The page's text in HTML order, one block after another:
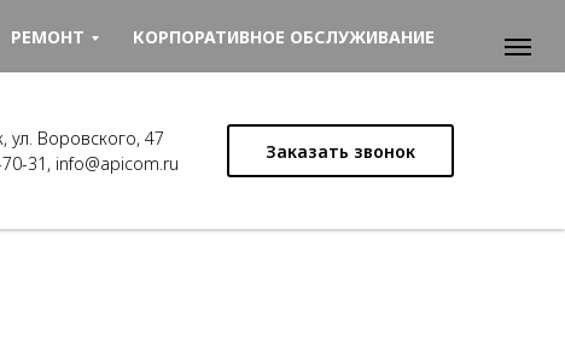
ул. Воровского, 47
31 , info@apicom.ru
Заказать звонок
РЕМОНТ КОРПОРАТИВНОЕ ОБСЛУЖИВАНИЕ